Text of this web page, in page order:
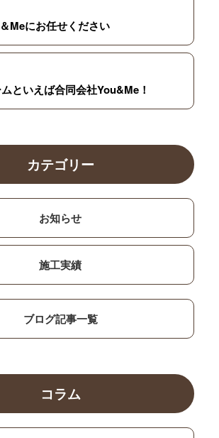
Meにお任せください
といえば合同会社You&Me！
カテゴリー
お知らせ
施工実績
ブログ記事一覧
コラム